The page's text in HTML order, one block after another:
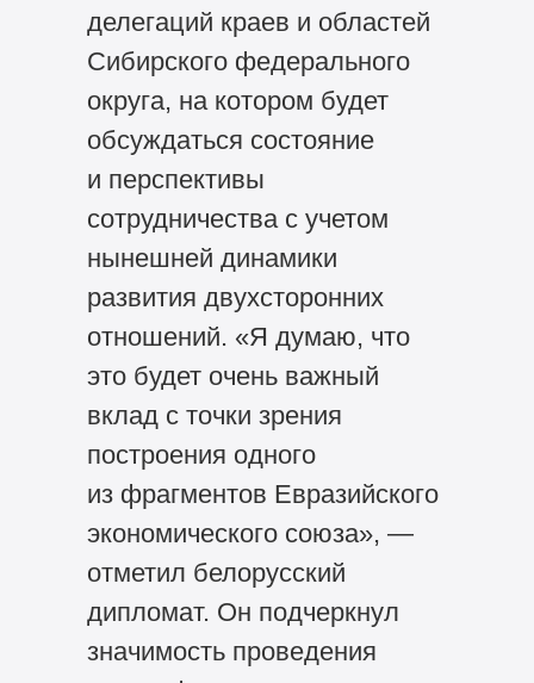
делегаций краев и областей
Сибирского федерального
округа, на котором будет
обсуждаться состояние
и перспективы
сотрудничества с учетом
нынешней динамики
развития двухсторонних
отношений. «Я думаю, что
это будет очень важный
вклад с точки зрения
построения одного
из фрагментов Евразийского
экономического союза», —
отметил белорусский
дипломат. Он подчеркнул
значимость проведения